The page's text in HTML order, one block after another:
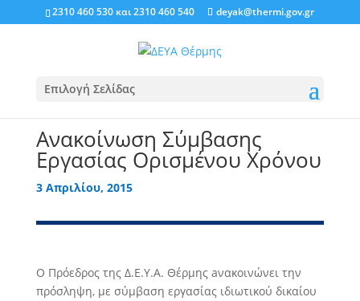
2310 460 530 και2310 460 540 deyak@thermi.gov.gr
Επιλογή Σελίδας
Ανακοίνωση Σύμβασης
Εργασίας Ορισμένου Χρόνου
3 Απριλίου, 2015
Ο Πρόεδρος της Δ.Ε.Υ.Α. Θέρμης aνακοινώνει την
πρόσληψη, με σύμβαση εργασίας ιδιωτικού δικαίου